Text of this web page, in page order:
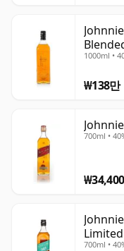
1000ml •
₩138만
700ml •
₩34,400
700ml •